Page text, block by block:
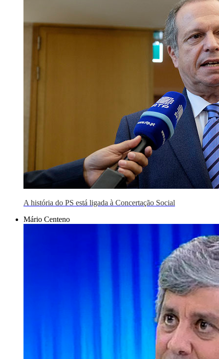
A história do PS está ligada à Concertação Social
Mário Centeno